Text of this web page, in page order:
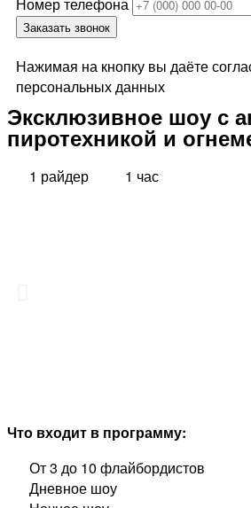
Заказать звонок
Нажимая на кнопку вы даёте
персональных данных
Эксклюзивное шоу с
пиротехникой и
1 райдер 1 час
Что входит в программу:
От 3 до 10 флайбордистов
Дневное шоу